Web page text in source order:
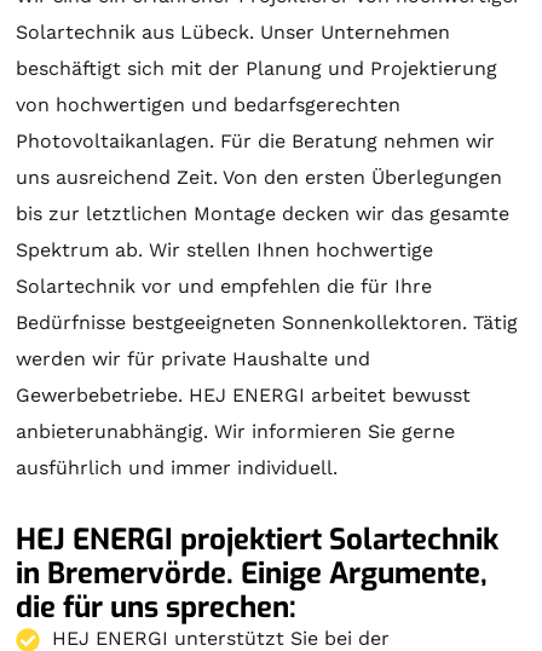
Solartechnik aus Lübeck. Unser Unternehmen
beschäftigt sich mit der Planung und Projektierung
von hochwertigen und bedarfsgerechten
Photovoltaikanlagen. Für die Beratung nehmen wir
uns ausreichend Zeit. Von den ersten Überlegungen
bis zur letztlichen Montage decken wir das gesamte
Spektrum ab. Wir stellen Ihnen hochwertige
Solartechnik vor und empfehlen die für Ihre
Bedürfnisse bestgeeigneten Sonnenkollektoren. Tätig
werden wir für private Haushalte und
Gewerbebetriebe. HEJ ENERGI arbeitet bewusst
anbieterunabhängig. Wir informieren Sie gerne
ausführlich und immer individuell.
HEJ ENERGI projektiert Solartechnik
in Bremervörde. Einige Argumente,
die für uns sprechen:
HEJ ENERGI unterstützt Sie bei der